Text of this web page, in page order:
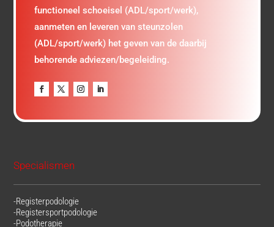
functioneel schoeisel (ADL/sport/werk),
aanmeten en leveren van steunzolen
(ADL/sport/werk) het geven van de daarbij
behorende adviezen/begeleiding.
Specialismen
-Registerpodologie
-Registersportpodologie
-Podotherapie